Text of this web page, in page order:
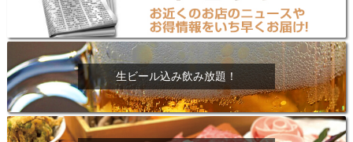
生ビール込み飲み放題！